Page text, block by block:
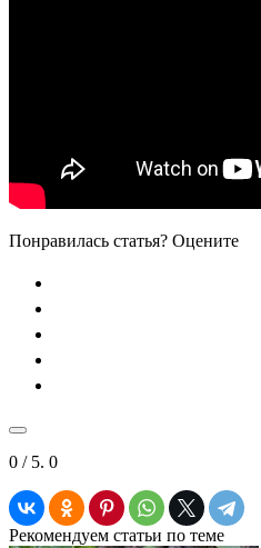
Понравилась статья? Оцените
0 / 5. 0
Рекомендуем статьи по теме